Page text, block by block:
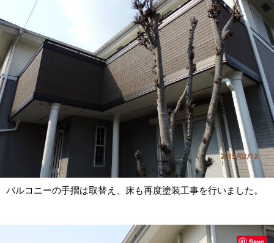
バルコニーの手摺は取替え、床も再度塗装工事を行いました。